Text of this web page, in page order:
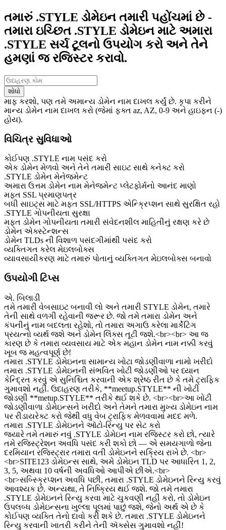
તમારું .STYLE ડોમેઇન તમારી પહોંચમાં છે -
તમારા ઇચ્છિત .STYLE ડોમેઇન માટે અમારા
.STYLE સર્ચ ટૂલનો ઉપયોગ કરો અને તેને
હમણાં જ રજિસ્ટર કરાવો.
શોધો
માફ કરશો, પણ તમે અમાન્ય ડોમેન નામ દાખલ કર્યું છે. કૃપા કરીને
માન્ય ડોમેન નામ દાખલ કરો (જેમાં ફક્ત az, AZ, 0-9 અને હાઇફન (-)
હોય).
વિચિત્ર સુવિધાઓ
કોઈપણ .STYLE નામ પસંદ કરો
એક ડોમેન મેળવો અને તેને તમારી સાઇટ સાથે કનેક્ટ કરો
.STYLE ડોમેન મેનેજમેન્ટ
અમારા ઉત્તમ ડોમેન નામ મેનેજમેન્ટ પ્લેટફોર્મનો આનંદ માણો
મફત SSL પ્રમાણપત્ર
બધી સાઇટ્સ માટે મફત SSL/HTTPS એન્ક્રિપ્શન સાથે સુરક્ષિત રહો
.STYLE ગોપનીયતા સુરક્ષા
મફત ડોમેન ગોપનીયતા તમારી સંવેદનશીલ માહિતીનું રક્ષણ કરે છે
ડોમેન એક્સ્ટેન્શન્સ
ડોમેન TLDs ની વિશાળ પસંદગીમાંથી પસંદ કરો
વ્યક્તિગત કરેલ મેઇલબોક્સ
વ્યાવસાયીકરણ માટે તમારું પોતાનું વ્યક્તિગત મેઇલબોક્સ બનાવો
ઉપયોગી ટિપ્સ
એ. બિલાડી
તમે તમારી વેબસાઇટ બનાવી લો અને તમારી STYLE ડોમેન, તમારે
તેની સાથે વળગી રહેવાની જરૂર છે. જો તમે તમારા ડોમેન અને
કંપનીનું નામ બદલતા રહેશો, તો તમારા અગાઉ કરેલા માર્કેટિંગ
પ્રયત્નો વ્યર્થ જશે અને ડોમેન લિંક્સ તૂટી જશે.<br><br> આ જ
કારણ છે કે તમારા વ્યવસાય માટે એક મહાન ડોમેન નામ નક્કી કરવું
ખૂબ જ મહત્વપૂર્ણ છે!
તમારા .STYLE ડોમેઇનના સામાન્ય ખોટા જોડણીવાળા નામો ખરીદો
તમારા .STYLE ડોમેઇનની સંભવિત ખોટી જોડણીઓ પર ધ્યાન
કેન્દ્રિત કરવું એ સુનિશ્ચિત કરવાની એક શ્રેષ્ઠ રીત છે કે તમે ટ્રાફિક
ગુમાવશો નહીં. ઉદાહરણ તરીકે, **meetup.STYLE** ની ખોટી
જોડણી **metup.STYLE** તરીકે થઈ શકે છે. <br><br>આ ખોટી
જોડણીવાળા ડોમેઇન્સને ખરીદો અને તેમને તમારા મુખ્ય ડોમેઇન નામ
પર રીડાયરેક્ટ કરો જેથી વધુ વેબ ટ્રાફિક મેળવવામાં મદદ મળે.
તમારા .STYLE ડોમેઇનને ઑટો-રિન્યુ પર સેટ કરો
જ્યારે તમે તમારું નવું .STYLE ડોમેઇન નામ રજિસ્ટર કરો છો, ત્યારે
તમે રજિસ્ટ્રેશન અવધિ પસંદ કરી શકો છો — એ સમયગાળો જેના
દરમિયાન રજિસ્ટ્રાર તમારા વતી ડોમેઇનને સક્રિય રાખે છે. <br>
<br>SITE123 ડોમેઇન્સ સાથે, અમે ડોમેઇન TLD પર આધારિત 1, 2,
3, 5, અથવા 10 વર્ષની અવધિઓ આપીએ છીએ.<br>
<br>સબ્સ્ક્રિપ્શન અવધિ પછી, તમારા .STYLE ડોમેઇનને રિન્યુ કરવું
આવશ્યક છે. અન્યથા, તે નિષ્ક્રિય થઈ જશે. જો તમે તમારા
.STYLE ડોમેઇનને રિન્યુ કરવા માટે ચુકવણી નહીં કરો, તો ડોમેઇન
ઉપલબ્ધ ડોમેઇન્સના ખુલ્લા પૂલમાં પાછું જશે, જેનો અર્થ એ છે કે
કોઈપણ વ્યક્તિ તેનો દાવો કરી શકે છે. તમારા .STYLE ડોમેઇનને
રિન્યુ કરવાની ખાતરી કરીને તેની ઍક્સેસ ગુમાવશો નહીં!